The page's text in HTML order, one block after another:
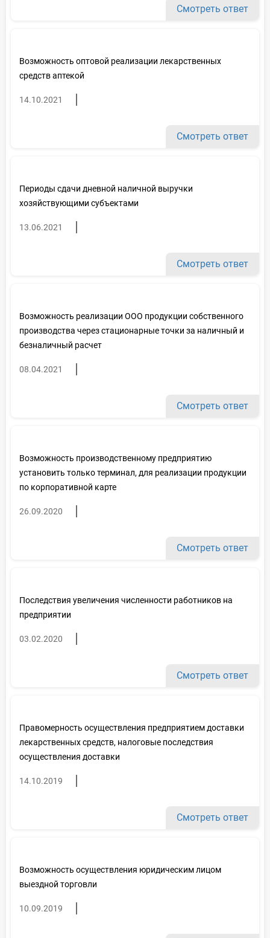
Смотреть ответ
Возможность оптовой реализации лекарственных
средств аптекой
14.10.2021
Смотреть ответ
Периоды сдачи дневной наличной выручки
хозяйствующими субъектами
13.06.2021
Смотреть ответ
Возможность реализации ООО продукции собственного
производства через стационарные точки за наличный и
безналичный расчет
08.04.2021
Смотреть ответ
Возможность производственному предприятию
установить только терминал, для реализации продукции
по корпоративной карте
26.09.2020
Смотреть ответ
Последствия увеличения численности работников на
предприятии
03.02.2020
Смотреть ответ
Правомерность осуществления предприятием доставки
лекарственных средств, налоговые последствия
осуществления доставки
14.10.2019
Смотреть ответ
Возможность осуществления юридическим лицом
выездной торговли
10.09.2019